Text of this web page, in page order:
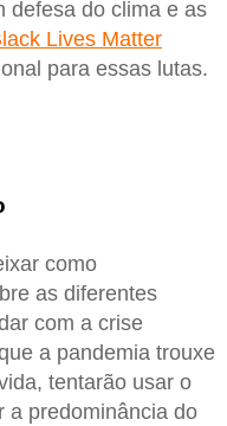
defesa do clima e as
Lives Matter
para essas lutas.
como
as diferentes
com a crise
a pandemia trouxe
tentarão usar o
a predominância do